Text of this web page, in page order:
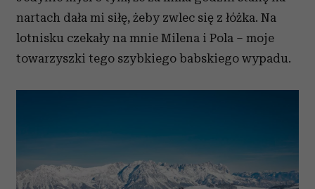
nartach dała mi siłę, żeby zwlec się z łóżka. Na
lotnisku czekały na mnie Milena i Pola – moje
towarzyszki tego szybkiego babskiego wypadu.